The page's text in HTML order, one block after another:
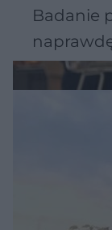
Badanie